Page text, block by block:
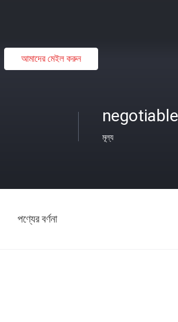
আমাদের মেইল ​​করুন
negotiable
মূল্য
পণ্যের বর্ণনা